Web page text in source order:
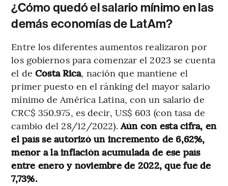
¿Cómo quedó el salario mínimo en las
demás economías de LatAm?
Entre los diferentes aumentos realizaron por
los gobiernos para comenzar el 2023 se cuenta
el de Costa Rica, nación que mantiene el
primer puesto en el ránking del mayor salario
mínimo de América Latina, con un salario de
CRC$ 350.975, es decir, US$ 603 (con tasa de
cambio del 28/12/2022).Aún con esta cifra, en
el país se autorizó un incremento de 6,62%,
menor a la inflación acumulada de ese país
entre enero y noviembre de 2022, que fue de
7,73%.